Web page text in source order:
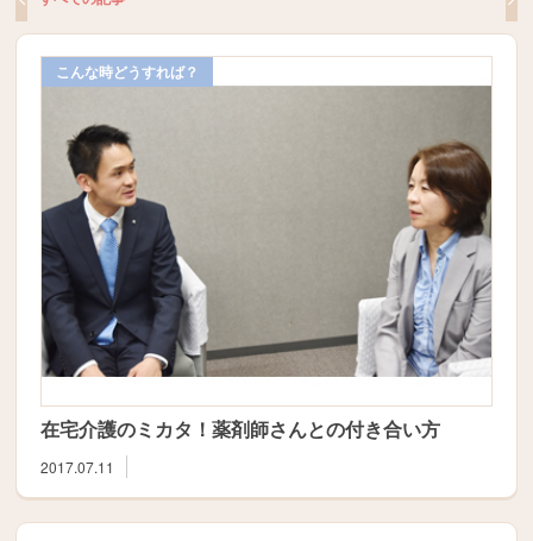
こんな時どうすれば？
在宅介護のミカタ！薬剤師さんとの付き合い方
2017.07.11